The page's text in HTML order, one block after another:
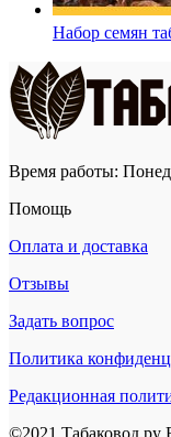
Набор семян
Время работы:
Помощь
Оплата и доставка
Отзывы
Задать вопрос
Политика
Редакционная
©2021 Табаковод.ру